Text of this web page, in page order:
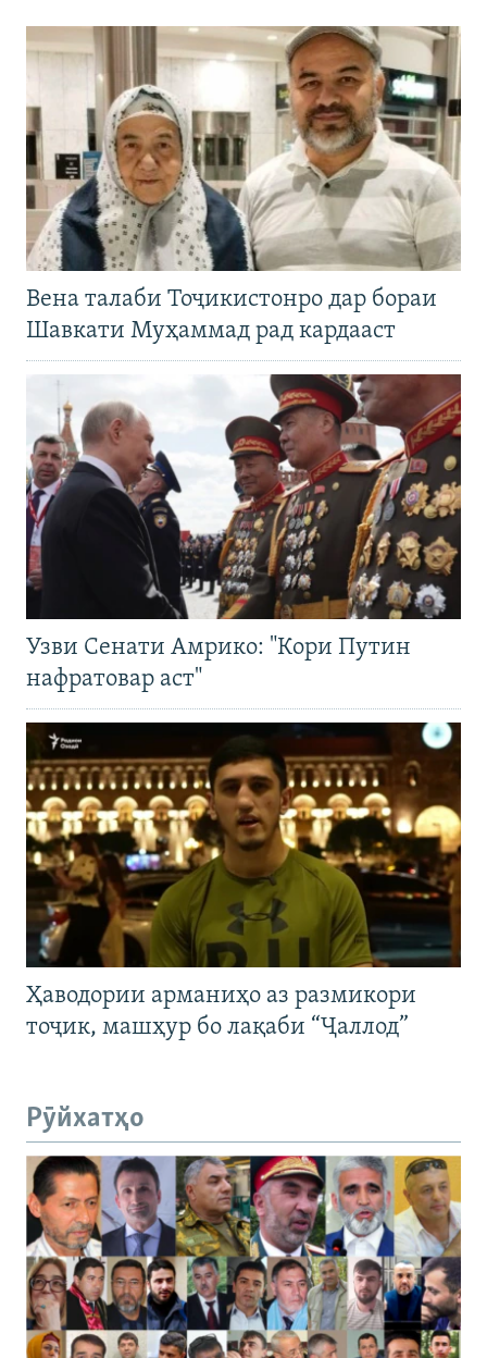
Вена талаби Тоҷикистонро дар бораи
Шавкати Муҳаммад рад кардааст
Узви Сенати Амрико: "Кори Путин
нафратовар аст"
Ҳаводории арманиҳо аз размикори
тоҷик, машҳур бо лақаби “Ҷаллод”
Рӯйхатҳо